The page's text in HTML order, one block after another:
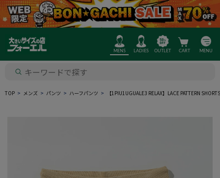
MENS LADIES OUTLET CART MENU
TOP メンズ パンツ ハーフパンツ 【1PIU1UGUALE3 RELAX】LACE PATTERN